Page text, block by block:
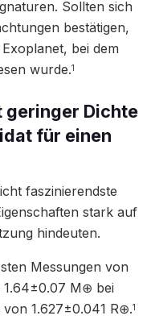
Sollten sich
bestätigen,
bei dem
wurde.1
geringer Dichte
für einen
faszinierendste
stark auf
hindeuten.
Messungen von
1.64±0.07 M⊕​ bei
1.627±0.041 R⊕​.1